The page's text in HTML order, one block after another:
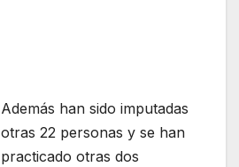
Además han sido imputadas
otras 22 personas y se han
practicado otras dos